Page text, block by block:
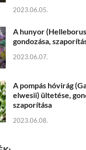
2023.06.05.
A hunyor
gondozása,
2023.06.07.
A pompás hóvirág
elwesii) ültetése,
szaporítása
2023.06.08.